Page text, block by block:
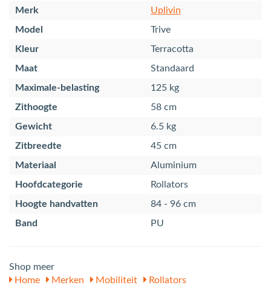
Merk
Uplivin
Model
Trive
Kleur
Terracotta
Maat
Standaard
Maximale-belasting
125 kg
Zithoogte
58 cm
Gewicht
6.5 kg
Zitbreedte
45 cm
Materiaal
Aluminium
Hoofdcategorie
Rollators
Hoogte handvatten
84 - 96 cm
Band
PU
Shop meer
Home
Merken Mobiliteit Rollators